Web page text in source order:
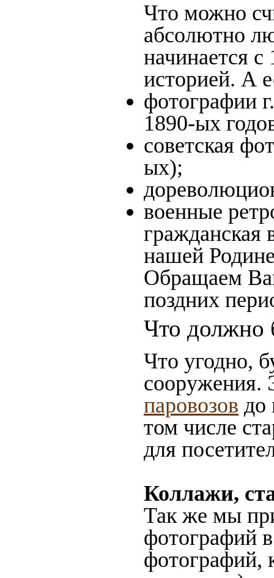
Что можно
абсолютно
начинается с
историей. А
фотографии
1890-ых
советская
ых);
военные
гражданская
нашей
Обращаем
поздних
Что должно
Что угодно,
сооружения.
паровозов до
том числе
для
Коллажи,
Так же мы
фотографий
фотографий,